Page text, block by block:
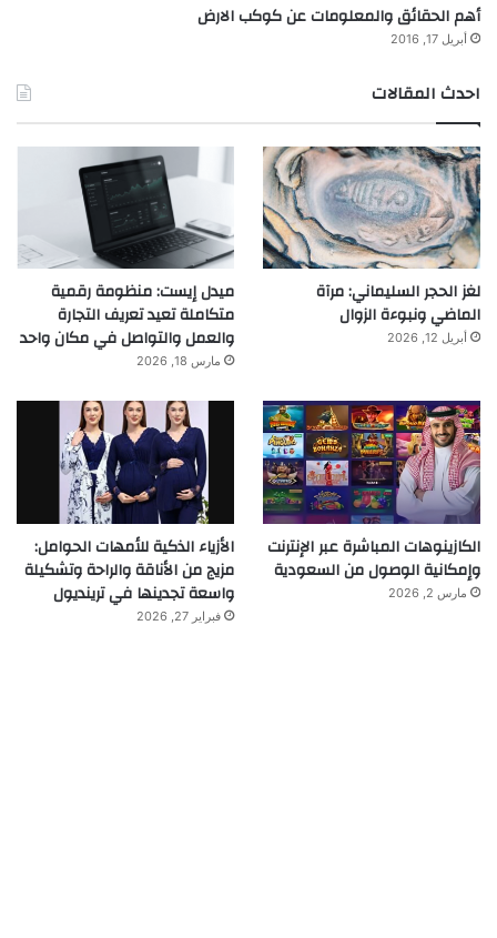
أهم الحقائق والمعلومات عن كوكب الارض
أبريل 17, 2016
احدث المقالات
لغز الحجر السليماني: مرآة
الماضي ونبوءة الزوال
أبريل 12, 2026
ميدل إيست: منظومة رقمية
متكاملة تعيد تعريف التجارة
والعمل والتواصل في مكان واحد
مارس 18, 2026
الكازينوهات المباشرة عبر الإنترنت
وإمكانية الوصول من السعودية
مارس 2, 2026
الأزياء الذكية للأمهات الحوامل:
مزيج من الأناقة والراحة وتشكيلة
واسعة تجدينها في ترينديول
فبراير 27, 2026